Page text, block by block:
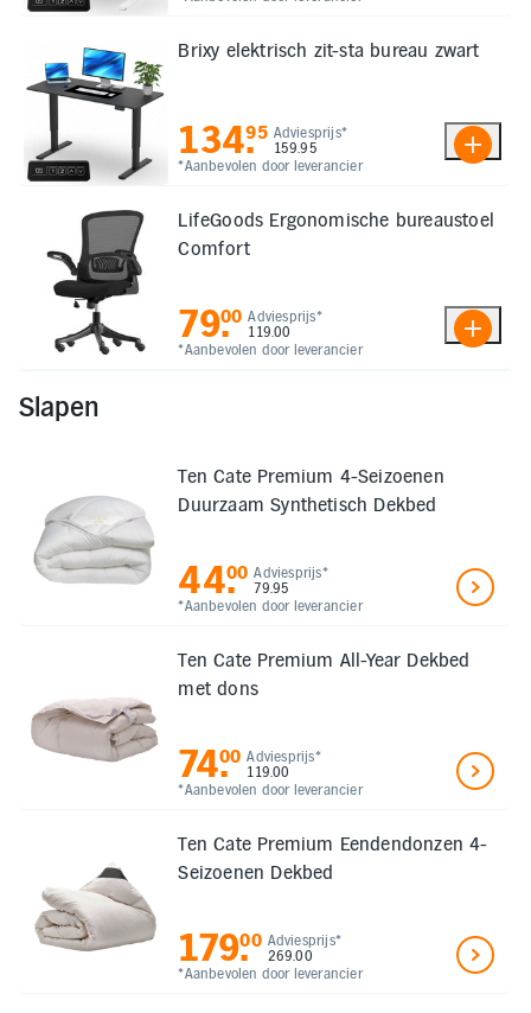
Brixy elektrisch zit-sta bureau zwart
Adviesprijs*
159.95
*Aanbevolen door leverancier
134.
95
LifeGoods Ergonomische bureaustoel
Comfort
Adviesprijs*
119.00
*Aanbevolen door leverancier
79.
00
Slapen
Ten Cate Premium 4-Seizoenen
Duurzaam Synthetisch Dekbed
Adviesprijs*
79.95
*Aanbevolen door leverancier
44.
00
Ten Cate Premium All-Year Dekbed
met dons
Adviesprijs*
119.00
*Aanbevolen door leverancier
74.
00
Ten Cate Premium Eendendonzen 4-
Seizoenen Dekbed
Adviesprijs*
269.00
*Aanbevolen door leverancier
179.
00